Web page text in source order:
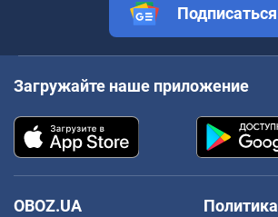
Подписаться
Загружайте наше приложение
OBOZ.UA
Политика